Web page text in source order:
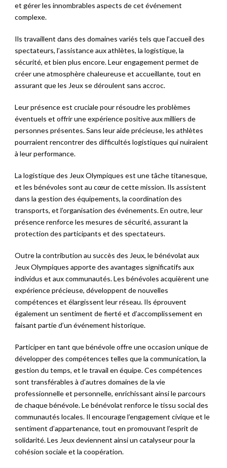
et gérer les innombrables aspects de cet événement
complexe.
Ils travaillent dans des domaines variés tels que l’accueil des
spectateurs, l’assistance aux athlètes, la logistique, la
sécurité, et bien plus encore. Leur engagement permet de
créer une atmosphère chaleureuse et accueillante, tout en
assurant que les Jeux se déroulent sans accroc.
Leur présence est cruciale pour résoudre les problèmes
éventuels et offrir une expérience positive aux milliers de
personnes présentes. Sans leur aide précieuse, les athlètes
pourraient rencontrer des difficultés logistiques qui nuiraient
à leur performance.
La logistique des Jeux Olympiques est une tâche titanesque,
et les bénévoles sont au cœur de cette mission. Ils assistent
dans la gestion des équipements, la coordination des
transports, et l’organisation des événements. En outre, leur
présence renforce les mesures de sécurité, assurant la
protection des participants et des spectateurs.
Outre la contribution au succès des Jeux, le bénévolat aux
Jeux Olympiques apporte des avantages significatifs aux
individus et aux communautés. Les bénévoles acquièrent une
expérience précieuse, développent de nouvelles
compétences et élargissent leur réseau. Ils éprouvent
également un sentiment de fierté et d’accomplissement en
faisant partie d’un événement historique.
Participer en tant que bénévole offre une occasion unique de
développer des compétences telles que la communication, la
gestion du temps, et le travail en équipe. Ces compétences
sont transférables à d’autres domaines de la vie
professionnelle et personnelle, enrichissant ainsi le parcours
de chaque bénévole. Le bénévolat renforce le tissu social des
communautés locales. Il encourage l’engagement civique et le
sentiment d’appartenance, tout en promouvant l’esprit de
solidarité. Les Jeux deviennent ainsi un catalyseur pour la
cohésion sociale et la coopération.